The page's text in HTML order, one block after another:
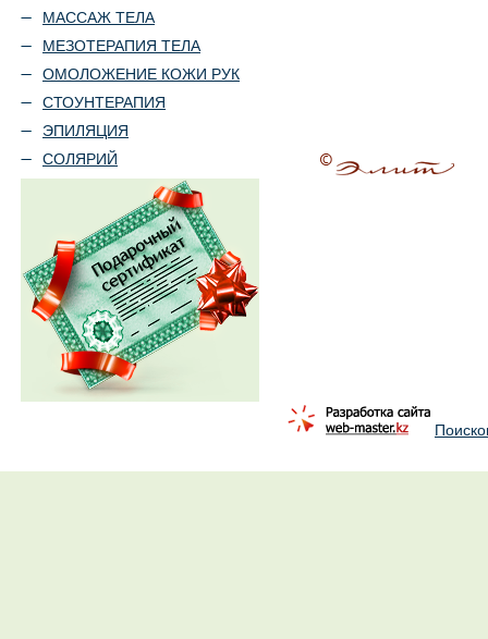
МАССАЖ ТЕЛА
МЕЗОТЕРАПИЯ ТЕЛА
ОМОЛОЖЕНИЕ КОЖИ РУК
СТОУНТЕРАПИЯ
ЭПИЛЯЦИЯ
СОЛЯРИЙ